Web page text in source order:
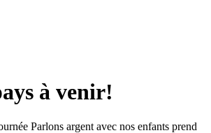
à venir!
Parlons argent avec nos enfants prend